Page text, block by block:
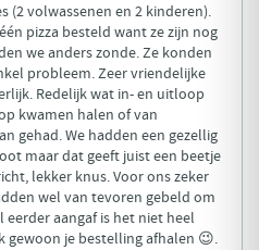
(2 volwassenen en 2 kinderen).
pizza besteld want ze zijn nog
we anders zonde. Ze konden
probleem. Zeer vriendelijke
Redelijk wat in- en uitloop
kwamen halen of van
gehad. We hadden een gezellig
maar dat geeft juist een beetje
lekker knus. Voor ons zeker
wel van tevoren gebeld om
aangaf is het niet heel
gewoon je bestelling afhalen 😉.